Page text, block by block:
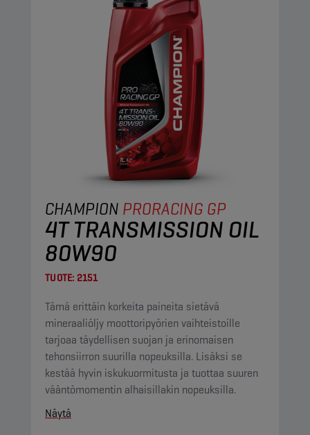
CHAMPION PRORACING GP
4T TRANSMISSION OIL
80W90
TUOTE: 2151
Tämä erittäin korkeita paineita sietävä
mineraaliöljy moottoripyörien vaihteistoille
tarjoaa täydellisen suojan ja erinomaisen
tehonsiirron suurilla nopeuksilla. Lisäksi se
kestää hyvin iskukuormitusta ja tuottaa suuren
vääntömomentin alhaisillakin nopeuksilla.
Näytä